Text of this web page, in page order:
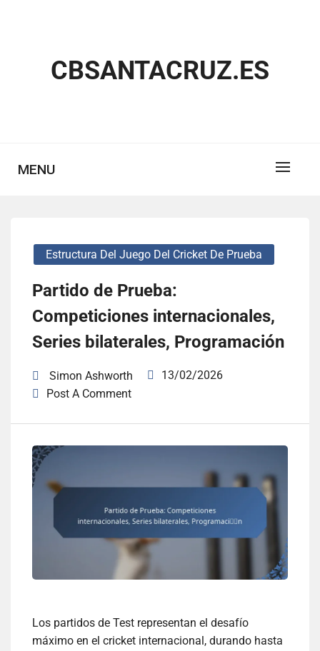
CBSANTACRUZ.ES
MENU
Estructura Del Juego Del Cricket De Prueba
Partido de Prueba:
Competiciones internacionales,
Series bilaterales, Programación
Simon Ashworth
13/02/2026
Post A Comment
Los partidos de Test representan el desafío
máximo en el cricket internacional, durando hasta